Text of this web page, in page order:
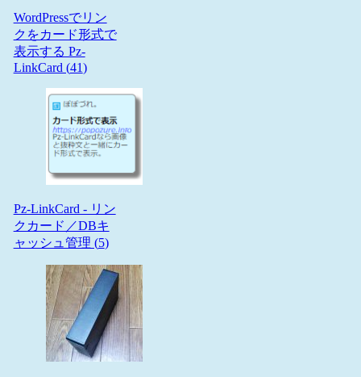
WordPressでリン
クをカード形式で
表示する Pz-
LinkCard (41)
Pz-LinkCard - リン
クカード／DBキ
ャッシュ管理 (5)